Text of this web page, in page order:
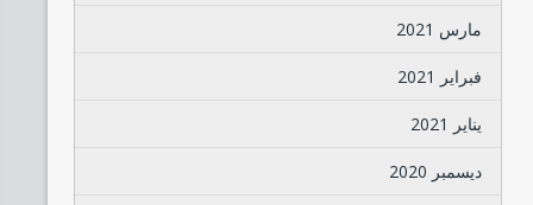
مارس 2021
فبراير 2021
يناير 2021
ديسمبر 2020